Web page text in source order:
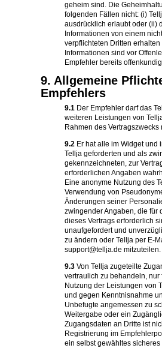
geheim sind. Die
folgenden Fällen nicht: (i)
ausdrücklich erlaubt oder (ii)
Informationen von einem
verpflichteten Dritten
Informationen sind vor
Empfehler bereits
9. Allgemeine
Empfehlers
9.1 Der Empfehler darf das
weiteren Leistungen von
Rahmen des Vertragszwecks
9.2 Er hat alle im Widget und
Tellja geforderten und als
gekennzeichneten, zur
erforderlichen Angaben
Eine anonyme Nutzung des
Verwendung von
Änderungen seiner
zwingender Angaben, die für
dieses Vertrags erforderlich
unaufgefordert und
zu ändern oder Tellja per E-
support@tellja.de mitzuteilen.
9.3 Von Tellja zugeteilte
vertraulich zu behandeln, nur
Nutzung der Leistungen von
und gegen Kenntnisnahme
Unbefugte angemessen zu
Weitergabe oder ein
Zugangsdaten an Dritte ist
Registrierung im
ein selbst gewähltes sicheres